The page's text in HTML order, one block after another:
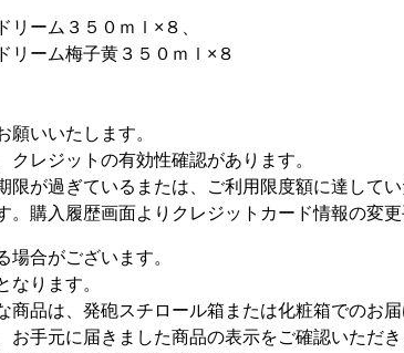
ーム３５０ｍｌ×８、
ーム梅子黄３５０ｍｌ×８
いいたします。
レジットの有効性確認があります。
が過ぎているまたは、ご利用限度額に達して
購入履歴画面よりクレジットカード情報の変更
合がございます。
ります。
品は、発砲スチロール箱または化粧箱でのお届
手元に届きました商品の表示をご確認いただき